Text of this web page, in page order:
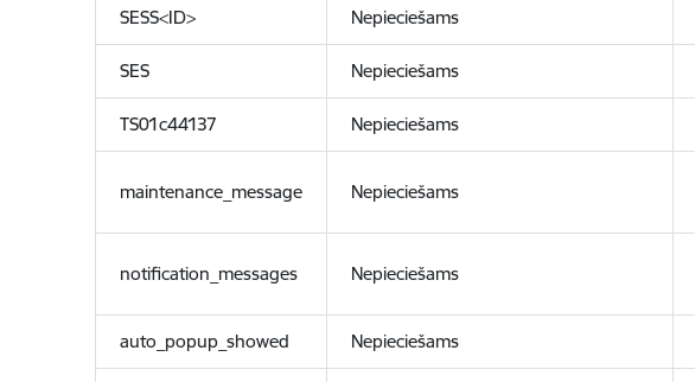
SESS<ID> Nepieciešams
SES Nepieciešams
TS01c44137 Nepieciešams
maintenance_message Nepieciešams
notification_messages Nepieciešams
auto_popup_showed Nepieciešams